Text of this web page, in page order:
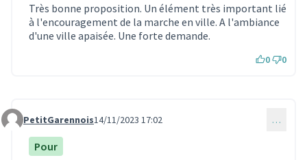
Très bonne proposition. Un élément très important lié
à l'encouragement de la marche en ville. A l'ambiance
d'une ville apaisée. Une forte demande.
0 0
Commentaire 1081
PetitGarennois14/11/2023 17:02 …
Pour